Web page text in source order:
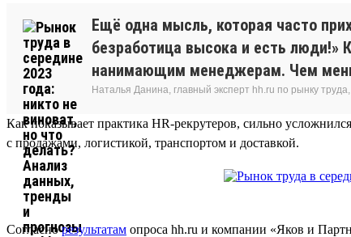
Ещё одна мысль, которая часто
безработица высока и есть люди!»
нанимающим менеджерам. Чем
Наталья Данина, главный эксперт hh.ru по рынку
Как показывает практика HR-рекрутеров, сильно
с продажами, логистикой, транспортом и доставкой.
Согласнорезультатам опроса hh.ru и компании «Яков и